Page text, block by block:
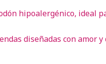
hipoalergénico, ideal
diseñadas con amor